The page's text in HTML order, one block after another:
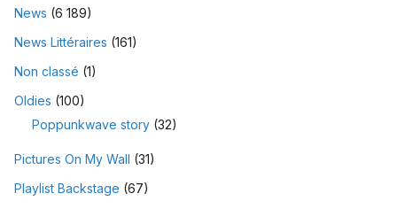
News (6 189)
News Littéraires (161)
Non classé (1)
Oldies (100)
Poppunkwave story (32)
Pictures On My Wall (31)
Playlist Backstage (67)